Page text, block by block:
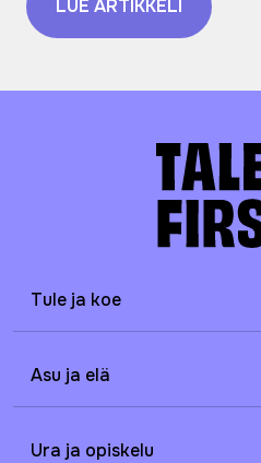
LUE ARTIKKELI
Tule ja koe
Asu ja elä
Ura ja opiskelu